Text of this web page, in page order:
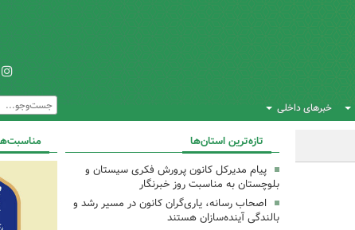
خبرهای داخلی
تازه‌ترین استان‌ها
پیام مدیرکل کانون پرورش فکری سیستان و
بلوچستان به مناسبت روز خبرنگار
اصحاب رسانه، یاری‌گران کانون در مسیر رشد و
بالندگی آینده‌سازان هستند